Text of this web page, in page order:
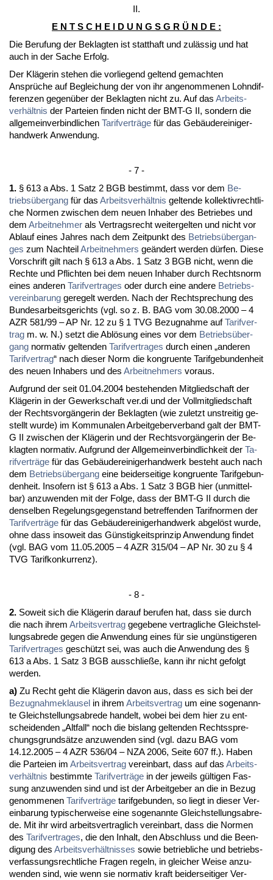
II.
E N T S C H E I D U N G S G R Ü N D E :
Die Be­ru­fung der Be­klag­ten ist statt­haft und zulässig und hat
auch in der Sa­che Er­folg.
Der Kläge­rin ste­hen die vor­lie­gend gel­tend ge­mach­ten
Ansprüche auf Be­glei­chung der von ihr an­ge­nom­me­nen Lohn­dif­
fe­ren­zen ge­genüber der Be­klag­ten nicht zu. Auf das Ar­beits­
verhält­nis der Par­tei­en fin­den nicht der BMT-G II, son­dern die
all­ge­mein­ver­bind­li­chen Ta­rif­verträge für das Gebäuderei­ni­ger­
hand­werk An­wen­dung.
- 7 -
1. § 613 a Abs. 1 Satz 2 BGB be­stimmt, dass vor dem Be­
triebsüber­gang für das Ar­beits­verhält­nis gel­ten­de kol­lek­tiv­recht­li­
che Nor­men zwi­schen dem neu­en In­ha­ber des Be­trie­bes und
dem Ar­beit­neh­mer als Ver­trags­recht wei­ter­gel­ten und nicht vor
Ab­lauf ei­nes Jah­res nach dem Zeit­punkt des Be­triebsüber­g­an­
ges zum Nach­teilAr­beit­neh­mers geändert wer­den dürfen. Die­se
Vor­schrift gilt nach § 613 a Abs. 1 Satz 3 BGB nicht, wenn die
Rech­te und Pflich­ten bei dem neu­en In­ha­ber durch Rechts­norm
ei­nes an­de­ren Ta­rif­ver­tra­ges oder durch ei­ne an­de­re Be­triebs­
ver­ein­ba­rung ge­re­gelt wer­den. Nach der Recht­spre­chung des
Bun­des­ar­beits­ge­richts (vgl. so z. B. BAG vom 30.08.2000 – 4
AZR 581/99 – AP Nr. 12 zu § 1 TVG Be­zug­nah­me aufTa­rif­ver­
trag m. w. N.) setzt die Ablösung ei­nes vor dem Be­triebsüber­
gang nor­ma­tiv gel­ten­den Ta­rif­ver­tra­ges durch ei­nen „an­de­ren
Ta­rif­ver­trag“ nach die­ser Norm die kon­gru­en­te Ta­rif­ge­bun­den­heit
des neu­en In­ha­bers und des Ar­beit­neh­mers vor­aus.
Auf­grund der seit 01.04.2004 be­ste­hen­den Mit­glied­schaft der
Kläge­rin in der Ge­werk­schaft ver.di und der Voll­mit­glied­schaft
der Rechts­vorgänge­rin der Be­klag­ten (wie zu­letzt un­strei­tig ge­
stellt wur­de) im Kom­mu­na­len Ar­beit­ge­ber­ver­band galt der BMT-
G II zwi­schen der Kläge­rin und der Rechts­vorgänge­rin der Be­
klag­ten nor­ma­tiv. Auf­grund der All­ge­mein­ver­bind­lich­keit der Ta­
rif­verträge für das Gebäuderei­ni­ger­hand­werk be­steht auch nach
dem Be­triebsüber­gang ei­ne bei­der­sei­ti­ge kon­gru­en­te Ta­rif­ge­bun­
den­heit. In­so­fern ist § 613 a Abs. 1 Satz 3 BGB hier (un­mit­tel­
bar) an­zu­wen­den mit der Fol­ge, dass der BMT-G II durch die
den­sel­ben Re­ge­lungs­ge­gen­stand be­tref­fen­den Ta­rif­nor­men der
Ta­rif­verträge für das Gebäuderei­ni­ger­hand­werk ab­gelöst wur­de,
oh­ne dass in­so­weit das Güns­tig­keits­prin­zip An­wen­dung fin­det
(vgl. BAG vom 11.05.2005 – 4 AZR 315/04 – AP Nr. 30 zu § 4
TVG Ta­rif­kon­kur­renz).
- 8 -
2. So­weit sich die Kläge­rin dar­auf be­ru­fen hat, dass sie durch
die nach ih­rem Ar­beits­ver­trag ge­ge­be­ne ver­trag­li­che Gleich­stel­
lungs­ab­re­de ge­gen die An­wen­dung ei­nes für sie ungüns­ti­ge­ren
Ta­rif­ver­tra­ges geschützt sei, was auch die An­wen­dung des §
613 a Abs. 1 Satz 3 BGB aus­sch­ließe, kann ihr nicht ge­folgt
wer­den.
a) Zu Recht geht die Kläge­rin da­von aus, dass es sich bei der
Be­zug­nah­me­klau­sel in ih­rem Ar­beits­ver­trag um ei­ne so­ge­nann­
te Gleich­stel­lungs­ab­re­de han­delt, wo­bei bei dem hier zu ent­
schei­den­den „Alt­fall“ noch die bis­lang gel­ten­den Rechts­spre­
chungs­grundsätze an­zu­wen­den sind (vgl. da­zu BAG vom
14.12.2005 – 4 AZR 536/04 – NZA 2006, Sei­te 607 ff.). Ha­ben
die Par­tei­en im Ar­beits­ver­trag ver­ein­bart, dass auf das Ar­beits­
verhält­nis be­stimm­te Ta­rif­verträge in der je­weils gülti­gen Fas­
sung an­zu­wen­den sind und ist der Ar­beit­ge­ber an die in Be­zug
ge­nom­me­nen Ta­rif­verträge ta­rif­ge­bun­den, so liegt in die­ser Ver­
ein­ba­rung ty­pi­scher­wei­se ei­ne so­ge­nann­te Gleich­stel­lungs­ab­re­
de. Mit ihr wird ar­beits­ver­trag­lich ver­ein­bart, dass die Nor­men
des Ta­rif­ver­tra­ges, die den In­halt, den Ab­schluss und die Be­en­
di­gung des Ar­beits­verhält­nis­ses so­wie be­trieb­li­che und be­triebs­
ver­fas­sungs­recht­li­che Fra­gen re­geln, in glei­cher Wei­se an­zu­
wen­den sind, wie wenn sie nor­ma­tiv kraft bei­der­sei­ti­ger Ver­